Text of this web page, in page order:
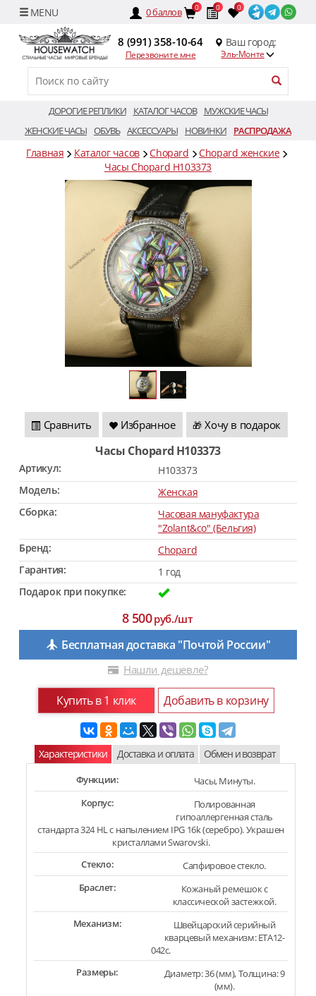
0баллов 0 0 0
8 (991) 358-10-64
Перезвоните мне
Ваш город:
Эль-Монте
ДОРОГИЕ РЕПЛИКИ КАТАЛОГ ЧАСОВ
МУЖСКИЕ ЧАСЫ
ЖЕНСКИЕ ЧАСЫ ОБУВЬ АКСЕССУАРЫ НОВИНКИ РАСПРОДАЖА
Главная Каталог часов Chopard
Chopard женские
Часы Chopard H103373
Сравнить Избранное 🎁 Хочу в подарок
Часы Chopard H103373
Артикул:
H103373
Модель:
Женская
Сборка:
Часовая мануфактура
"Zolant&co" (Бельгия)
Бренд:
Chopard
Гарантия:
1 год
Подарок при покупке:
8 500руб./шт
Бесплатная доставка "Почтой России"
Нашли дешевле?
Купить в 1 клик Добавить в корзину
Характеристики Доставка и оплата Обмен и возврат
Функции:
Часы, Минуты.
Корпус:
Полированная
гипоаллергенная сталь
стандарта 324 HL с напылением IPG 16k (серебро). Украшен
кристаллами Swarovski.
Стекло:
Сапфировое стекло.
Браслет:
Кожаный ремешок с
классической застежкой.
Механизм:
Швейцарский серийный
кварцевый механизм: ETA12-
042c.
Размеры:
Диаметр: 36 (мм), Толщина: 9
(мм).